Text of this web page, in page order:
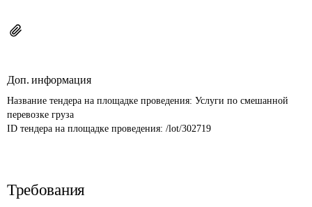
Доп. информация
Название тендера на площадке проведения: Услуги по смешанной
перевозке груза
ID тендера на площадке проведения: /lot/302719
Требования